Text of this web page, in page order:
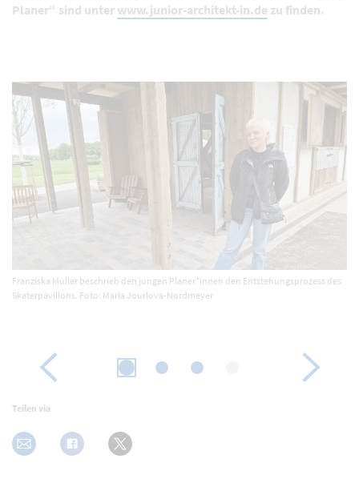
Planer“ sind unter www.junior-architekt-in.de zu finden.
zu überspringen.
Franziska Müller beschrieb den jungen Planer*innen den Entstehungsprozess des
Skaterpavillons. Foto: Maria Jourlova-Nordmeyer
Teilen via